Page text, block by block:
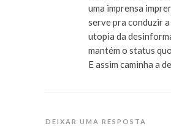
uma imprensa
serve pra conduzir a
utopia da
mantém o status
E assim caminha a
DEIXAR UMA RESPOSTA